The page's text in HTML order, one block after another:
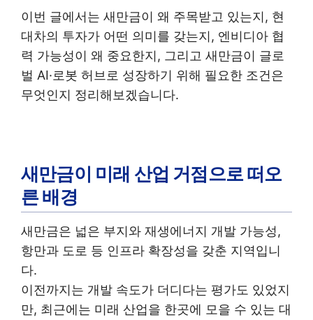
이번 글에서는 새만금이 왜 주목받고 있는지, 현
대차의 투자가 어떤 의미를 갖는지, 엔비디아 협
력 가능성이 왜 중요한지, 그리고 새만금이 글로
벌 AI·로봇 허브로 성장하기 위해 필요한 조건은
무엇인지 정리해보겠습니다.
새만금이 미래 산업 거점으로 떠오
른 배경
새만금은 넓은 부지와 재생에너지 개발 가능성,
항만과 도로 등 인프라 확장성을 갖춘 지역입니
다.
이전까지는 개발 속도가 더디다는 평가도 있었지
만, 최근에는 미래 산업을 한곳에 모을 수 있는 대